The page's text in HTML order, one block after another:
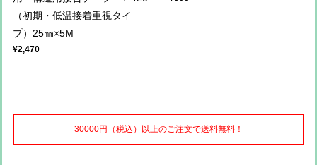
（初期・低温接着重視タイ
プ）25㎜×5M
¥2,470
30000円（税込）以上のご注文で送料無料！